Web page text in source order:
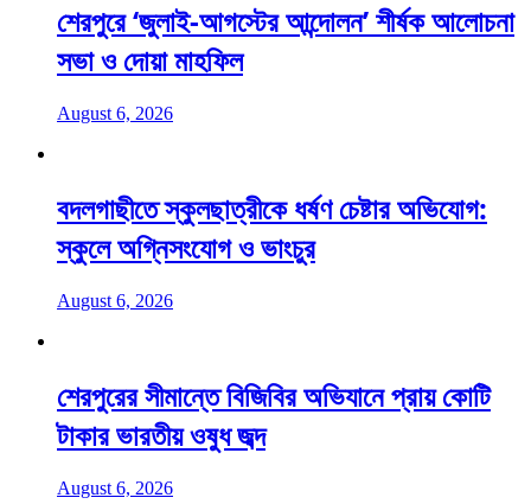
শেরপুরে ‘জুলাই-আগস্টের আন্দোলন’ শীর্ষক আলোচনা
সভা ও দোয়া মাহফিল
August 6, 2026
বদলগাছীতে স্কুলছাত্রীকে ধর্ষণ চেষ্টার অভিযোগ:
স্কুলে অগ্নিসংযোগ ও ভাংচুর
August 6, 2026
শেরপুরের সীমান্তে বিজিবির অভিযানে প্রায় কোটি
টাকার ভারতীয় ওষুধ জব্দ
August 6, 2026